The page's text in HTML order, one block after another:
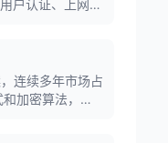
户认证、上网管
连续多年市场占
加密算法，保